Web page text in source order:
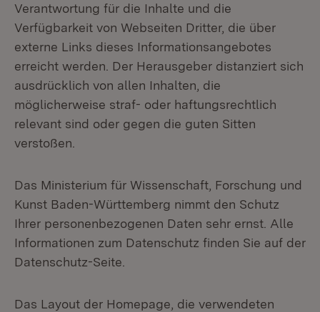
Verantwortung für die Inhalte und die
Verfügbarkeit von Webseiten Dritter, die über
externe Links dieses Informationsangebotes
erreicht werden. Der Herausgeber distanziert sich
ausdrücklich von allen Inhalten, die
möglicherweise straf- oder haftungsrechtlich
relevant sind oder gegen die guten Sitten
verstoßen.
Das Ministerium für Wissenschaft, Forschung und
Kunst Baden-Württemberg nimmt den Schutz
Ihrer personenbezogenen Daten sehr ernst. Alle
Informationen zum Datenschutz finden Sie auf der
Datenschutz-Seite.
Das Layout der Homepage, die verwendeten